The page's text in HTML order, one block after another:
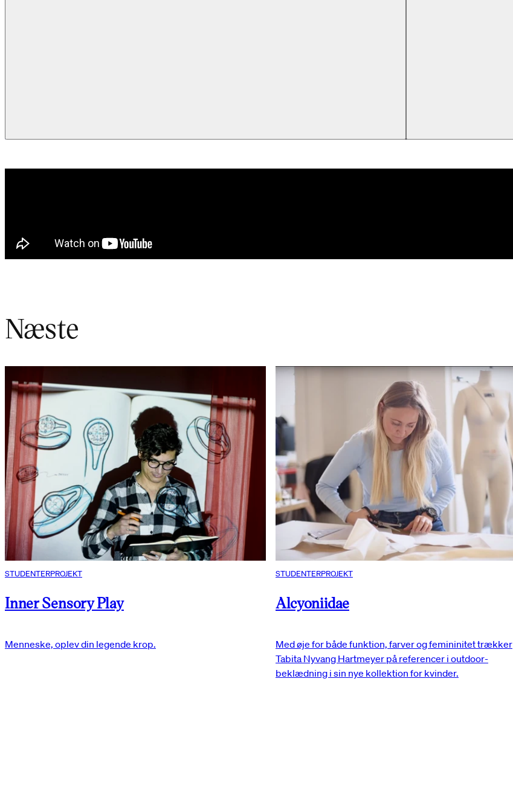
Næste
STUDENTERPROJEKT
Inner Sensory Play
Menneske, oplev din legende krop.
STUDENTERPROJEKT
Alcyoniidae
Med øje for både funktion, farver og femininitet trækker
Tabita Nyvang Hartmeyer på referencer i outdoor-
beklædning i sin nye kollektion for kvinder.